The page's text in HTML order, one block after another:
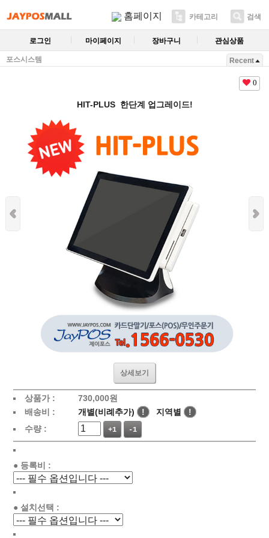
홈페이지 카테고리 검색
로그인 마이페이지 장바구니 관심상품
포스시스템 Recent
0
HIT-PLUS 한단계 업그레이드!
상세보기
상품가 :
730,000원
배송비 :
개별(비례추가) ! 지역별
!
수량 :
+1 -1
● 등록비 :
● 설치선택 :